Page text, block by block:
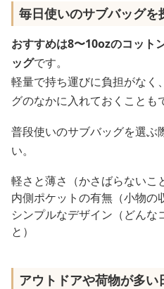
毎日使いのサブバッグを
おすすめは8〜10ozのコット
ッグです。
軽量で持ち運びに負担がなく
グのなかに入れておくことも
普段使いのサブバッグを選ぶ
い。
軽さと薄さ（かさばらないこ
内側ポケットの有無（小物の
シンプルなデザイン（どんな
と）
アウトドアや荷物が多